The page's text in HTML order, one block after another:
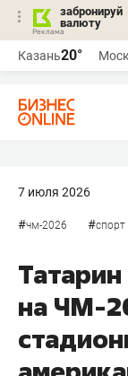
забронируй
валюту
Казань20°
7 июля 2026
#чм-2026 #спорт
Татарин
на ЧМ-